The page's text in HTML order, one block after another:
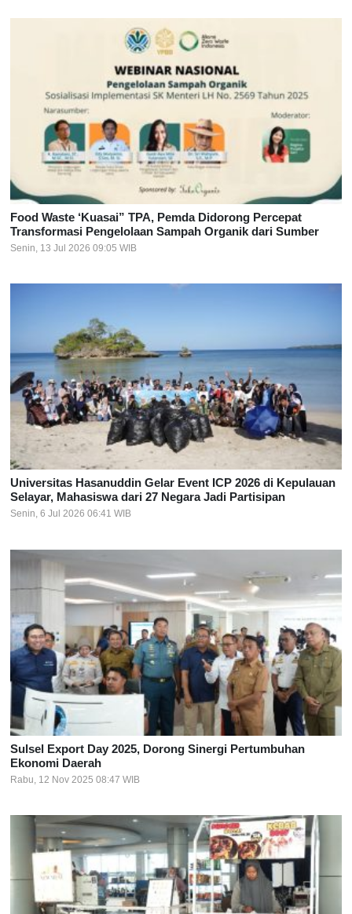
Food Waste ‘Kuasai” TPA, Pemda Didorong Percepat
Transformasi Pengelolaan Sampah Organik dari Sumber
Senin, 13 Jul 2026 09:05 WIB
Universitas Hasanuddin Gelar Event ICP 2026 di Kepulauan
Selayar, Mahasiswa dari 27 Negara Jadi Partisipan
Senin, 6 Jul 2026 06:41 WIB
Sulsel Export Day 2025, Dorong Sinergi Pertumbuhan
Ekonomi Daerah
Rabu, 12 Nov 2025 08:47 WIB